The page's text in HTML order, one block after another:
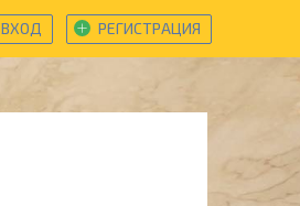
ВХОД РЕГИСТРАЦИЯ